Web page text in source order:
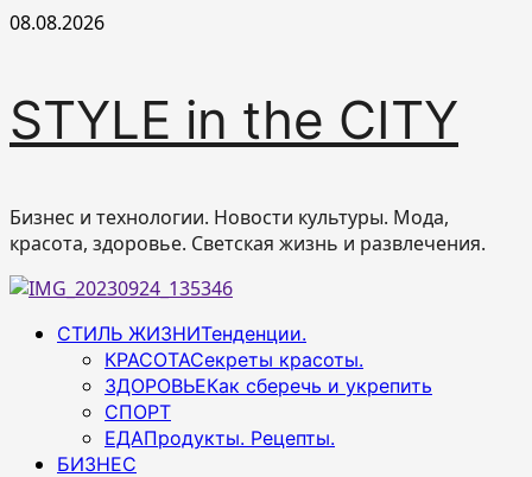
Перейти
08.08.2026
STYLE in the CITY
Бизнес и технологии. Новости культуры. Мода,
красота, здоровье. Светская жизнь и развлечения.
Основное
СТИЛЬ ЖИЗНИТенденции.
КРАСОТАСекреты красоты.
ЗДОРОВЬЕКак сберечь и укрепить
СПОРТ
ЕДАПродукты. Рецепты.
БИЗНЕС